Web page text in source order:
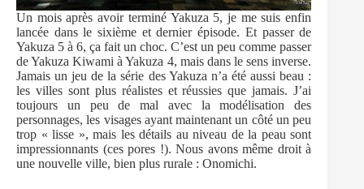
Un mois après avoir terminé Yakuza 5, je me suis enfin
lancée dans le sixième et dernier épisode. Et passer de
Yakuza 5 à 6, ça fait un choc. C’est un peu comme passer
de Yakuza Kiwami à Yakuza 4, mais dans le sens inverse.
Jamais un jeu de la série des Yakuza n’a été aussi beau :
les villes sont plus réalistes et réussies que jamais. J’ai
toujours un peu de mal avec la modélisation des
personnages, les visages ayant maintenant un côté un peu
trop « lisse », mais les détails au niveau de la peau sont
impressionnants (ces pores !). Nous avons même droit à
une nouvelle ville, bien plus rurale : Onomichi.